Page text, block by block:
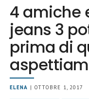
4 amiche
jeans 3
prima di
ELENA | OTTOBRE 1, 2017